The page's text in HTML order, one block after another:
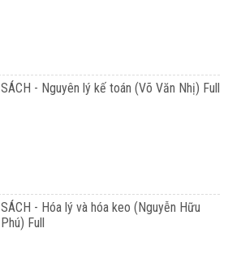
SÁCH - Nguyên lý kế toán (Võ Văn Nhị) Full
SÁCH - Hóa lý và hóa keo (Nguyễn Hữu
Phú) Full